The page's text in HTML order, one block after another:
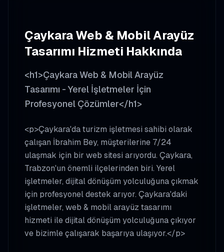
ÇaykaraWeb & Mobil Arayüz
Tasarımı Hizmeti Hakkında
<h1>Çaykara Web & Mobil Arayüz
Tasarımı - Yerel İşletmeler İçin
Profesyonel Çözümler</h1>
<p>Çaykara'da turizm işletmesi sahibi olarak
çalışan İbrahim Bey, müşterilerine 7/24
ulaşmak için bir web sitesi arıyordu. Çaykara,
Trabzon'un önemli ilçelerinden biri. Yerel
işletmeler, dijital dönüşüm yolculuğuna çıkmak
için profesyonel destek arıyor. Çaykara'daki
işletmeler, web & mobil arayüz tasarımı
hizmeti ile dijital dönüşüm yolculuğuna çıkıyor
ve bizimle çalışarak başarıya ulaşıyor.</p>